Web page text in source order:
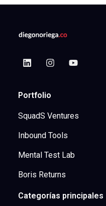
Portfolio
SquadS Ventures
Inbound Tools
Mental Test Lab
Boris Returns
Categorías principales